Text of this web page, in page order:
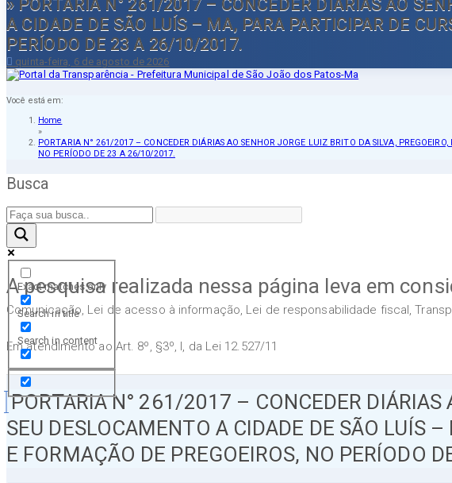
» PORTARIA N° 261/2017 – CONCEDER DIÁRIAS AO
A CIDADE DE SÃO LUÍS – MA, PARA PARTICIPAR DE
PERÍODO DE 23 A 26/10/2017.
quinta-feira, 6 de agosto de 2026
Você está em:
Home
»
PORTARIA N° 261/2017 – CONCEDER DIÁRIAS AO SENHOR JORGE LUIZ BRITO DA SILVA,
NO PERÍODO DE 23 A 26/10/2017.
Busca
Exact matches only
Search in title
Search in content
A pesquisa realizada nessa página leva em
Comunicação, Lei de acesso à informação, Lei de responsabilidade fiscal,
Em atendimento ao Art. 8º, §3º, I, da Lei 12.527/11
PORTARIA N° 261/2017 – CONCEDER DIÁRIAS
SEU DESLOCAMENTO A CIDADE DE SÃO LUÍS
E FORMAÇÃO DE PREGOEIROS, NO PERÍODO